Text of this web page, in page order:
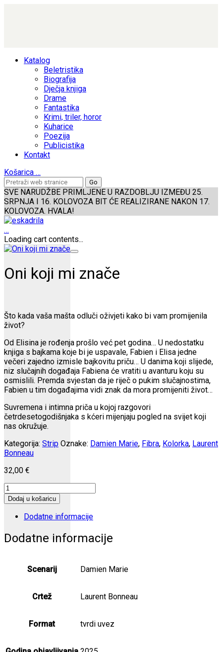
Katalog
Beletristika
Biografija
Dječja knjiga
Drame
Fantastika
Krimi, triler, horor
Kuharice
Poezija
Publicistika
Kontakt
Košarica …
SVE NARUDŽBE PRIMLJENE U RAZDOBLJU IZMEĐU 25.
SRPNJA I 16. KOLOVOZA BIT ĆE REALIZIRANE NAKON 17.
KOLOVOZA. HVALA!
…
Loading cart contents...
Oni koji mi znače
Što kada vaša mašta odluči oživjeti kako bi vam promijenila
život?
Od Elisina je rođenja prošlo već pet godina… U nedostatku
knjiga s bajkama koje bi je uspavale, Fabien i Elisa jedne
večeri zajedno izmisle bajkovitu priču… U danima koji slijede,
niz slučajnih događaja Fabiena će vratiti u avanturu koju su
osmislili. Premda svjestan da je riječ o pukim slučajnostima,
Fabien u tim događajima vidi znak da mora promijeniti život…
Suvremena i intimna priča u kojoj razgovori
četrdesetogodišnjaka s kćeri mijenjaju pogled na svijet koji
nas okružuje.
Kategorija: Strip Oznake: Damien Marie, Fibra, Kolorka, Laurent
Bonneau
32,00 €
Oni
koji
mi
znače
Dodaj u košaricu
Dodatne informacije
Dodatne informacije
Scenarij Damien Marie
Crtež Laurent Bonneau
Format tvrdi uvez